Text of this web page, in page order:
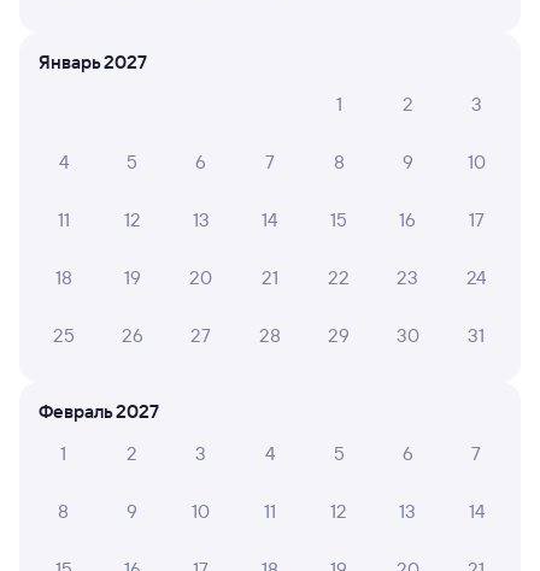
Скачать приложение
Петров Вал
Парка)
Саратов-1 Пасс.
03:32 07:54
3 ч 22 м в пути
Выберите дату
Январь 2027
1
2 3
4 5 6 7 8 9 10
11 12 13 14 15 16 17
18 19 20 21 22 23 24
25 26 27 28 29 30 31
Февраль 2027
1
2 3 4 5 6 7
8 9 10 11 12 13 14